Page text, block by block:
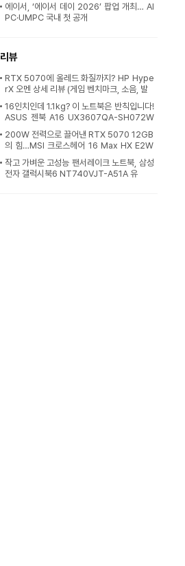
에이서, ‘에이서 데이 2026’ 팝업 개최… AI
PC·UMPC 국내 첫 공개
리뷰
RTX 5070에 올레드 화질까지? HP Hype
rX 오멘 상세 리뷰 (게임 벤치마크, 소음, 발
16인치인데 1.1kg? 이 노트북은 반칙입니다!
ASUS 젠북 A16 UX3607QA-SH072W
[노리다]
200W 전력으로 끌어낸 RTX 5070 12GB
의 힘…MSI 크로스헤어 16 Max HX E2W
GXK-U9+ QHD+ OLE
작고 가벼운 고성능 팬서레이크 노트북, 삼성
전자 갤럭시북6 NT740VJT-A51A 유